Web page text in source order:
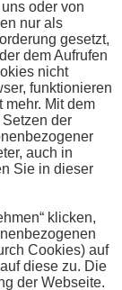
oder von
nur als
gesetzt,
dem Aufrufen
nicht
funktionieren
Mit dem
der
auch in
Sie in dieser
klicken,
Cookies) auf
diese zu. Die
der Webseite.